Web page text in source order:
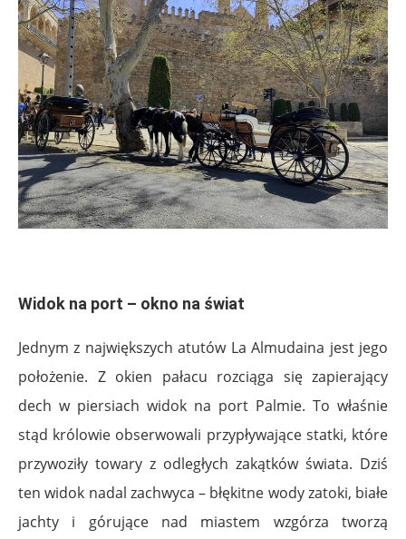
Widok na port – okno na świat
Jednym z największych atutów La Almudaina jest jego
położenie. Z okien pałacu rozciąga się zapierający
dech w piersiach widok na port Palmie. To właśnie
stąd królowie obserwowali przypływające statki, które
przywoziły towary z odległych zakątków świata. Dziś
ten widok nadal zachwyca – błękitne wody zatoki, białe
jachty i górujące nad miastem wzgórza tworzą